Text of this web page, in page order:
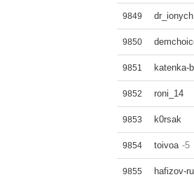
9849 dr_ionych
9850
9851 katenka-
9852 roni_14
9853 k0rsak
9854 toivoa -5
9855 hafizov-